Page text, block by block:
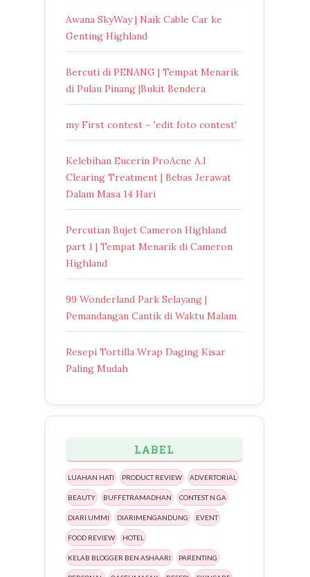
Awana SkyWay | Naik Cable Car ke
Genting Highland
Bercuti di PENANG | Tempat Menarik
di Pulau Pinang |Bukit Bendera
my First contest ~ 'edit foto contest'
Kelebihan Eucerin ProAcne A.I
Clearing Treatment | Bebas Jerawat
Dalam Masa 14 Hari
Percutian Bujet Cameron Highland
part 1 | Tempat Menarik di Cameron
Highland
99 Wonderland Park Selayang |
Pemandangan Cantik di Waktu Malam
Resepi Tortilla Wrap Daging Kisar
Paling Mudah
LABEL
LUAHAN HATI PRODUCT REVIEW ADVERTORIAL
BEAUTY BUFFETRAMADHAN CONTEST N GA
DIARI UMMI DIARIMENGANDUNG EVENT
FOOD REVIEW HOTEL
KELAB BLOGGER BEN ASHAARI PARENTING